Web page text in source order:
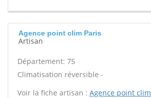
Agence point clim Paris
Artisan
Département: 75
Climatisation réversible -
Voir la fiche artisan : Agence point clim